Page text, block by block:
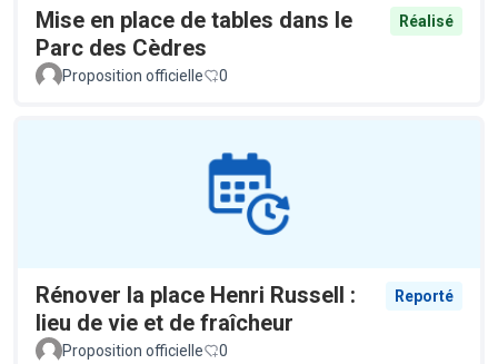
Mise en place de tables dans le
Parc des Cèdres
Réalisé
Proposition officielle 0
Rénover la place Henri Russell :
lieu de vie et de fraîcheur
Reporté
Proposition officielle 0